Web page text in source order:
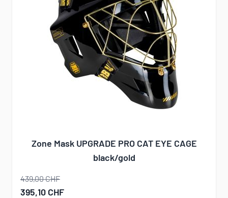
Zone Mask UPGRADE PRO CAT EYE CAGE
black/gold
439,00 CHF
Sonderangebot
395,10 CHF